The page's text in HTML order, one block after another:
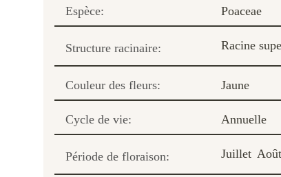
Espèce: Poaceae
Structure racinaire: Racine
Couleur des fleurs: Jaune
Cycle de vie: Annuelle
Période de floraison: Juillet Août